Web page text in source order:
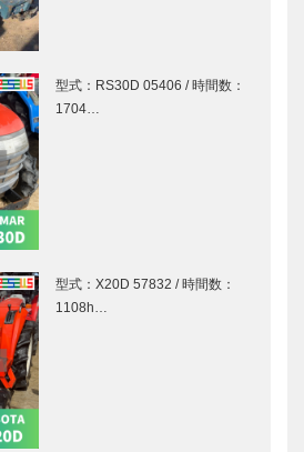
型式：RS30D 05406 / 時間数：
1704…
型式：X20D 57832 / 時間数：
1108h…